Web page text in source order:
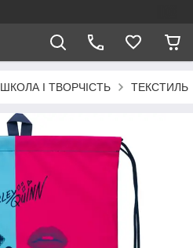
ШКОЛА І ТВОРЧІСТЬ ТЕКСТИЛЬ